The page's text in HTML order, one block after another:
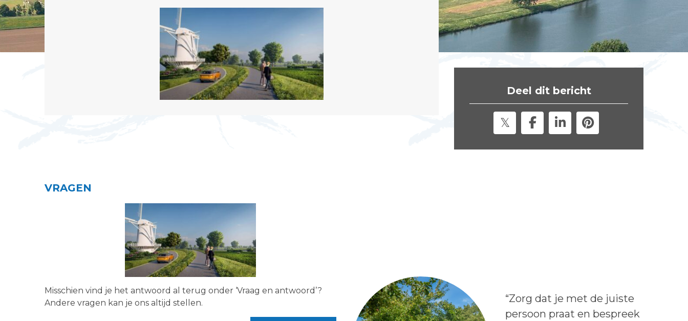
Deel dit bericht
VRAGEN
Misschien vind je het antwoord al terug onder ‘Vraag en antwoord’?
Andere vragen kan je ons altijd stellen.
Lees het bericht:
“Zorg dat je met de juiste
persoon praat en bespreek